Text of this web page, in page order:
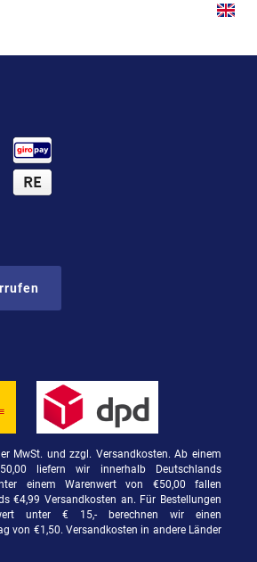
MwSt. und zzgl. Versandkosten. Ab einem
liefern wir innerhalb Deutschlands
einem Warenwert von €50,00 fallen
€4,99 Versandkosten an. Für Bestellungen
unter € 15,- berechnen wir einen
von €1,50. Versandkosten in andere Länder